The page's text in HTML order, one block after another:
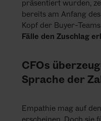
präsentiert wurden,
bereits am Anfang
Kopf der Buyer-
Fälle den Zuschlag
CFOs
Sprache der
Empathie mag auf